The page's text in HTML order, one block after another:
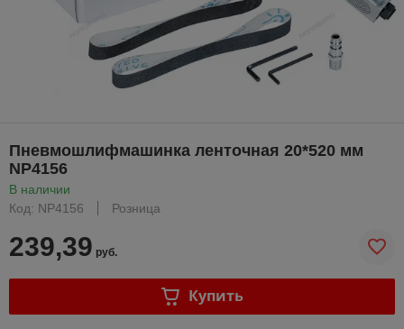
Пневмошлифмашинка ленточная 20*520 мм
NP4156
В наличии
Код: NP4156
Розница
239,39 руб.
Купить